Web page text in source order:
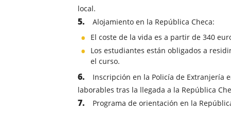
local.
Alojamiento en la República Checa:
El coste de la vida es a partir de 340
Los estudiantes están obligados a
el curso.
Inscripción en la Policía de Extranjería
laborables tras la llegada a la República
Programa de orientación en la